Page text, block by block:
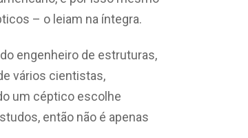
– o leiam na íntegra.
engenheiro de estruturas,
vários cientistas,
um céptico escolhe
então não é apenas